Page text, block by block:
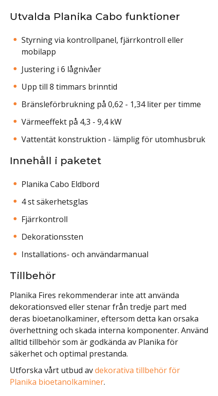
Utvalda Planika Cabo funktioner
Styrning via kontrollpanel, fjärrkontroll eller
mobilapp
Justering i 6 lågnivåer
Upp till 8 timmars brinntid
Bränsleförbrukning på 0,62 - 1,34 liter per timme
Värmeeffekt på 4,3 - 9,4 kW
Vattentät konstruktion - lämplig för utomhusbruk
Innehåll i paketet
Planika Cabo Eldbord
4 st säkerhetsglas
Fjärrkontroll
Dekorationssten
Installations- och användarmanual
Tillbehör
Planika Fires rekommenderar inte att använda
dekorationsved eller stenar från tredje part med
deras bioetanolkaminer, eftersom detta kan orsaka
överhettning och skada interna komponenter. Använd
alltid tillbehör som är godkända av Planika för
säkerhet och optimal prestanda.
Utforska vårt utbud avdekorativa tillbehör för
Planika bioetanolkaminer.